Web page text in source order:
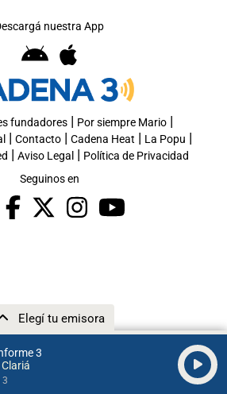
3
3
Elegí tu emisora
nuestra App
fundadores| Por siempre Mario|
| Contacto| Cadena Heat | La Popu |
| Aviso Legal | Política de Privacidad
Seguinos en